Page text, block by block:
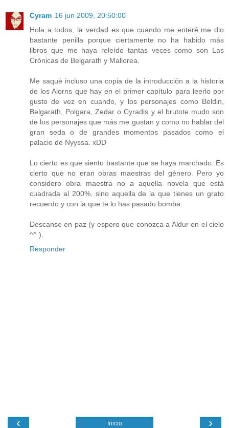
Cyram 16 jun 2009, 20:50:00
Hola a todos, la verdad es que cuando me enteré me dio
bastante penilla porque ciertamente no ha habido más
libros que me haya releído tantas veces como son Las
Crónicas de Belgarath y Mallorea.
Me saqué incluso una copia de la introducción a la historia
de los Alorns que hay en el primer capítulo para leerlo por
gusto de vez en cuando, y los personajes como Beldin,
Belgarath, Polgara, Zedar o Cyradis y el brutote mudo son
de los personajes que más me gustan y como no hablar del
gran seda o de grandes momentos pasados como el
palacio de Nyyssa. xDD
Lo cierto es que siento bastante que se haya marchado. Es
cierto que no eran obras maestras del género. Pero yo
considero obra maestra no a aquella novela que está
cuadrada al 200%, sino aquella de la que tienes un grato
recuerdo y con la que te lo has pasado bomba.
Descanse en paz (y espero que conozca a Aldur en el cielo
^^ ).
Responder
‹ ›
Inicio